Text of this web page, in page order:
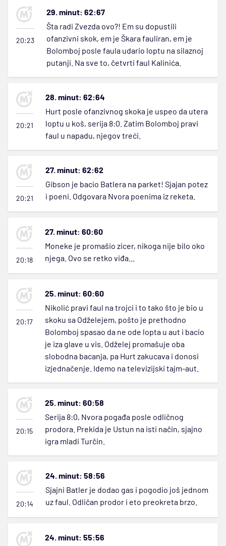
20:23
29. minut: 62:67
Šta radi Zvezda ovo?! Em su dopustili
ofanzivni skok, em je Škara fauliran, em je
Bolomboj posle faula udario loptu na silaznoj
putanji. Na sve to, četvrti faul Kalinića.
20:21
28. minut: 62:64
Hurt posle ofanzivnog skoka je uspeo da utera
loptu u koš, serija 8:0. Zatim Bolomboj pravi
faul u napadu, njegov treći.
20:21
27. minut: 62:62
Gibson je bacio Batlera na parket! Sjajan potez
i poeni. Odgovara Nvora poenima iz reketa.
20:18
27. minut: 60:60
Moneke je promašio zicer, nikoga nije bilo oko
njega. Ovo se retko viđa...
20:17
25. minut: 60:60
Nikolić pravi faul na trojci i to tako što je bio u
skoku sa Odželejem, pošto je prethodno
Bolomboj spasao da ne ode lopta u aut i bacio
je iza glave u vis. Odželej promašuje oba
slobodna bacanja, pa Hurt zakucava i donosi
izjednačenje. Idemo na televizijski tajm-aut.
20:15
25. minut: 60:58
Serija 8:0, Nvora pogađa posle odličnog
prodora. Prekida je Ustun na isti način, sjajno
igra mladi Turčin.
20:14
24. minut: 58:56
Sjajni Batler je dodao gas i pogodio još jednom
uz faul. Odličan prodor i eto preokreta brzo.
24. minut: 55:56